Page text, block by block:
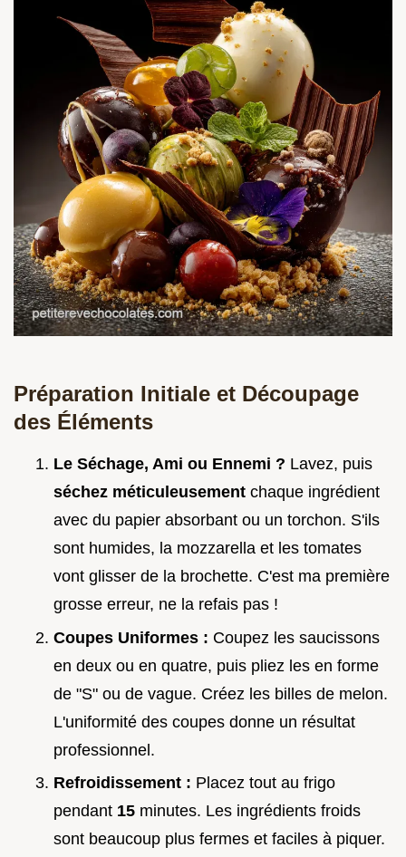
Préparation Initiale et Découpage
des Éléments
Le Séchage, Ami ou Ennemi ? Lavez, puis
séchez méticuleusement chaque ingrédient
avec du papier absorbant ou un torchon. S'ils
sont humides, la mozzarella et les tomates
vont glisser de la brochette. C'est ma première
grosse erreur, ne la refais pas !
Coupes Uniformes : Coupez les saucissons
en deux ou en quatre, puis pliez les en forme
de "S" ou de vague. Créez les billes de melon.
L'uniformité des coupes donne un résultat
professionnel.
Refroidissement : Placez tout au frigo
pendant 15 minutes. Les ingrédients froids
sont beaucoup plus fermes et faciles à piquer.